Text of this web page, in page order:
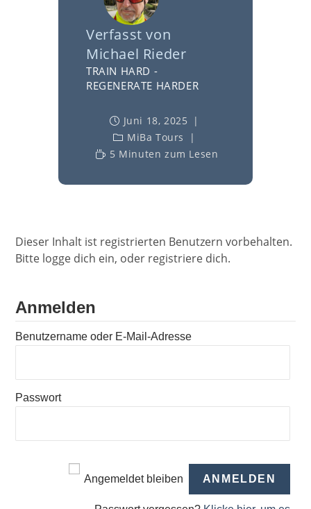
Verfasst von
Michael Rieder
TRAIN HARD -
REGENERATE HARDER
Juni 18, 2025
MiBa Tours
5 Minuten zum Lesen
Dieser Inhalt ist registrierten Benutzern vorbehalten.
Bitte logge dich ein, oder registriere dich.
Anmelden
Benutzername oder E-Mail-Adresse
Passwort
Angemeldet bleiben